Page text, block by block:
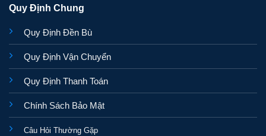
Quy Định Chung
Quy Định Đền Bù
Quy Định Vận Chuyển
Quy Định Thanh Toán
Chính Sách Bảo Mật
Câu Hỏi Thường Gặp